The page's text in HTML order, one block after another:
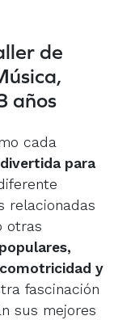
de
años
cada
para
relacionadas
otras
y
fascinación
sus mejores